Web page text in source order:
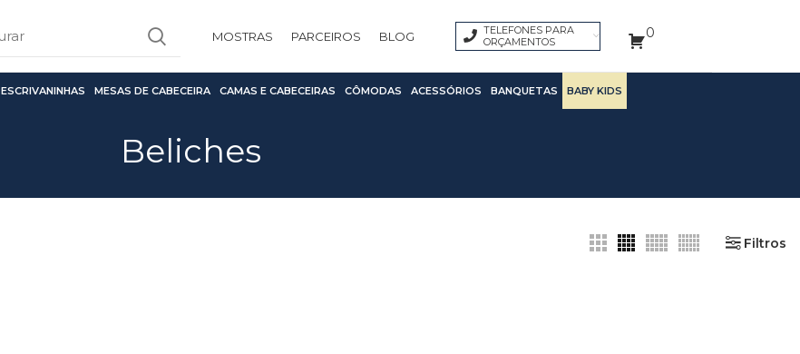
MOSTRAS PARCEIROS BLOG
TELEFONES PARA
ORÇAMENTOS
0
ESCRIVANINHAS MESAS DE CABECEIRA CAMAS E CABECEIRAS CÔMODAS ACESSÓRIOS BANQUETAS BABY KIDS
Beliches
Filtros